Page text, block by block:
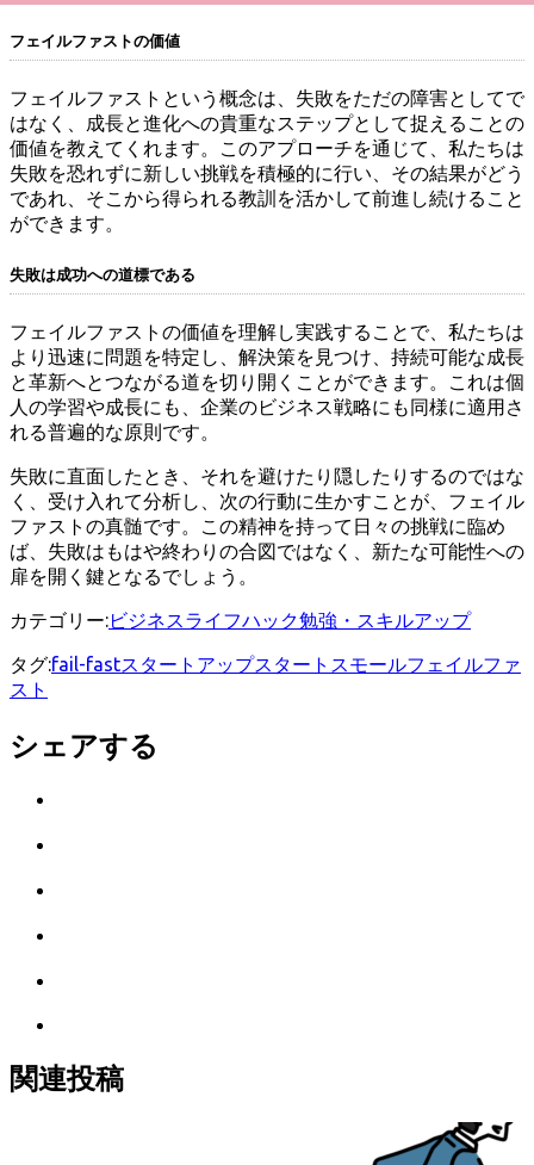
フェイルファストの価値
フェイルファストという概念は、失敗をただの障害としてで
はなく、成長と進化への貴重なステップとして捉えることの
価値を教えてくれます。このアプローチを通じて、私たちは
失敗を恐れずに新しい挑戦を積極的に行い、その結果がどう
であれ、そこから得られる教訓を活かして前進し続けること
ができます。
失敗は成功への道標である
フェイルファストの価値を理解し実践することで、私たちは
より迅速に問題を特定し、解決策を見つけ、持続可能な成長
と革新へとつながる道を切り開くことができます。これは個
人の学習や成長にも、企業のビジネス戦略にも同様に適用さ
れる普遍的な原則です。
失敗に直面したとき、それを避けたり隠したりするのではな
く、受け入れて分析し、次の行動に生かすことが、フェイル
ファストの真髄です。この精神を持って日々の挑戦に臨め
ば、失敗はもはや終わりの合図ではなく、新たな可能性への
扉を開く鍵となるでしょう。
カテゴリー:ビジネスライフハック勉強・スキルアップ
タグ:fail-fastスタートアップスタートスモールフェイルファ
スト
シェアする
に
保
購
読
関連投稿